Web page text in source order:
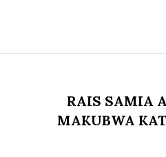
RAIS SAMIA
MAKUBWA